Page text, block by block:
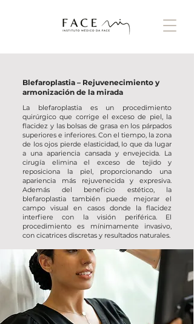
Blefaroplastia – Rejuvenecimiento y
armonización de la mirada
La blefaroplastia es un procedimiento
quirúrgico que corrige el exceso de piel, la
flacidez y las bolsas de grasa en los párpados
superiores e inferiores. Con el tiempo, la zona
de los ojos pierde elasticidad, lo que da lugar
a una apariencia cansada y envejecida. La
cirugía elimina el exceso de tejido y
reposiciona la piel, proporcionando una
apariencia más rejuvenecida y expresiva.
Además del beneficio estético, la
blefaroplastia también puede mejorar el
campo visual en casos donde la flacidez
interfiere con la visión periférica. El
procedimiento es mínimamente invasivo,
con cicatrices discretas y resultados naturales.